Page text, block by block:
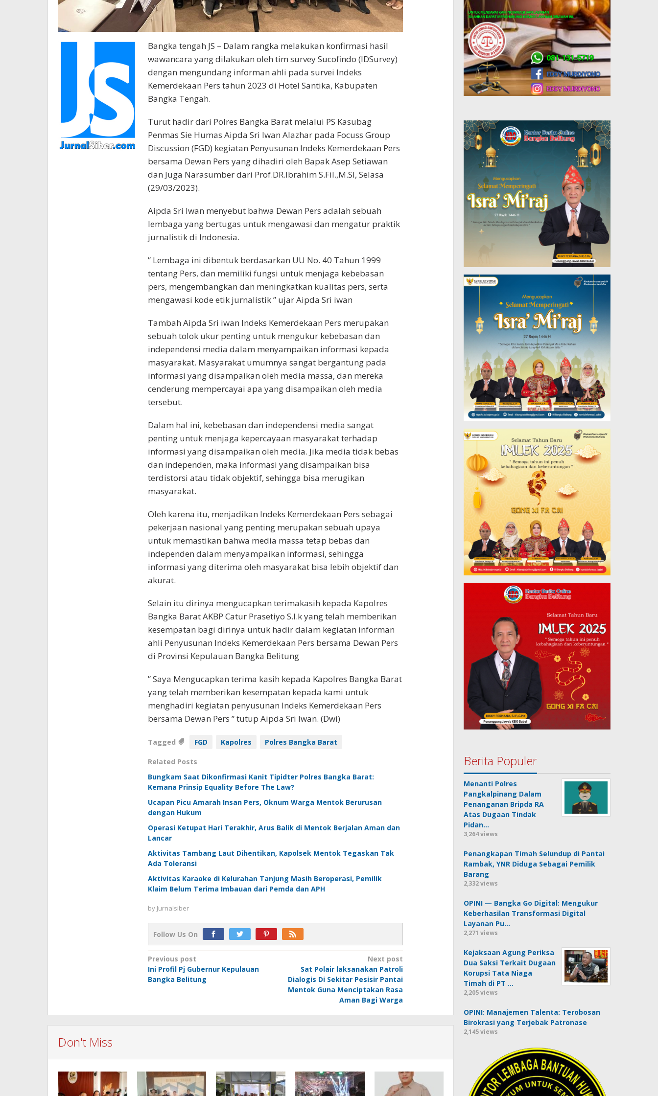
Bangka tengah JS – Dalam rangka melakukan konfirmasi hasil
wawancara yang dilakukan oleh tim survey Sucofindo (IDSurvey)
dengan mengundang informan ahli pada survei Indeks
Kemerdekaan Pers tahun 2023 di Hotel Santika, Kabupaten
Bangka Tengah.
Turut hadir dari Polres Bangka Barat melalui PS Kasubag
Penmas Sie Humas Aipda Sri Iwan Alazhar pada Focuss Group
Discussion (FGD) kegiatan Penyusunan Indeks Kemerdekaan Pers
bersama Dewan Pers yang dihadiri oleh Bapak Asep Setiawan
dan Juga Narasumber dari Prof.DR.Ibrahim S.Fil.,M.SI, Selasa
(29/03/2023).
Aipda Sri Iwan menyebut bahwa Dewan Pers adalah sebuah
lembaga yang bertugas untuk mengawasi dan mengatur praktik
jurnalistik di Indonesia.
” Lembaga ini dibentuk berdasarkan UU No. 40 Tahun 1999
tentang Pers, dan memiliki fungsi untuk menjaga kebebasan
pers, mengembangkan dan meningkatkan kualitas pers, serta
mengawasi kode etik jurnalistik ” ujar Aipda Sri iwan
Tambah Aipda Sri iwan Indeks Kemerdekaan Pers merupakan
sebuah tolok ukur penting untuk mengukur kebebasan dan
independensi media dalam menyampaikan informasi kepada
masyarakat. Masyarakat umumnya sangat bergantung pada
informasi yang disampaikan oleh media massa, dan mereka
cenderung mempercayai apa yang disampaikan oleh media
tersebut.
Dalam hal ini, kebebasan dan independensi media sangat
penting untuk menjaga kepercayaan masyarakat terhadap
informasi yang disampaikan oleh media. Jika media tidak bebas
dan independen, maka informasi yang disampaikan bisa
terdistorsi atau tidak objektif, sehingga bisa merugikan
masyarakat.
Oleh karena itu, menjadikan Indeks Kemerdekaan Pers sebagai
pekerjaan nasional yang penting merupakan sebuah upaya
untuk memastikan bahwa media massa tetap bebas dan
independen dalam menyampaikan informasi, sehingga
informasi yang diterima oleh masyarakat bisa lebih objektif dan
akurat.
Selain itu dirinya mengucapkan terimakasih kepada Kapolres
Bangka Barat AKBP Catur Prasetiyo S.I.k yang telah memberikan
kesempatan bagi dirinya untuk hadir dalam kegiatan informan
ahli Penyusunan Indeks Kemerdekaan Pers bersama Dewan Pers
di Provinsi Kepulauan Bangka Belitung
” Saya Mengucapkan terima kasih kepada Kapolres Bangka Barat
yang telah memberikan kesempatan kepada kami untuk
menghadiri kegiatan penyusunan Indeks Kemerdekaan Pers
bersama Dewan Pers ” tutup Aipda Sri Iwan. (Dwi)
Tagged FGD Kapolres Polres Bangka Barat
Related Posts
Bungkam Saat Dikonfirmasi Kanit Tipidter Polres Bangka Barat:
Kemana Prinsip Equality Before The Law?
Ucapan Picu Amarah Insan Pers, Oknum Warga Mentok Berurusan
dengan Hukum
Operasi Ketupat Hari Terakhir, Arus Balik di Mentok Berjalan Aman dan
Lancar
Aktivitas Tambang Laut Dihentikan, Kapolsek Mentok Tegaskan Tak
Ada Toleransi
Aktivitas Karaoke di Kelurahan Tanjung Masih Beroperasi, Pemilik
Klaim Belum Terima Imbauan dari Pemda dan APH
by Jurnalsiber
Follow Us On
Post
navigation
Previous post
Ini Profil Pj Gubernur Kepulauan
Bangka Belitung
Next post
Sat Polair laksanakan Patroli
Dialogis Di Sekitar Pesisir Pantai
Mentok Guna Menciptakan Rasa
Aman Bagi Warga
Don't Miss
Berita Populer
Menanti Polres
Pangkalpinang Dalam
Penanganan Bripda RA
Atas Dugaan Tindak
Pidan…
3,264 views
Penangkapan Timah Selundup di Pantai
Rambak, YNR Diduga Sebagai Pemilik
Barang
2,332 views
OPINI — Bangka Go Digital: Mengukur
Keberhasilan Transformasi Digital
Layanan Pu…
2,271 views
Kejaksaan Agung Periksa
Dua Saksi Terkait Dugaan
Korupsi Tata Niaga
Timah di PT …
2,205 views
OPINI: Manajemen Talenta: Terobosan
Birokrasi yang Terjebak Patronase
2,145 views